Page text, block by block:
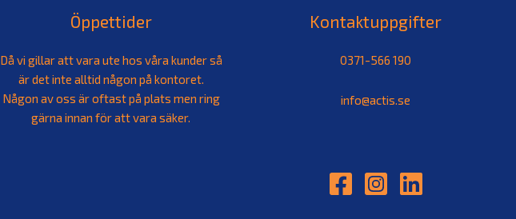
Öppettider
Då vi gillar att vara ute hos våra kunder så
är det inte alltid någon på kontoret.
Någon av oss är oftast på plats men ring
gärna innan för att vara säker.
Kontaktuppgifter
0371-566 190
info@actis.se